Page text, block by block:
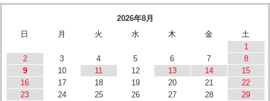
2026年8月
日
月 火 水 木 金
土
1
2
3 4 5 6 7
8
9
10 11 12 13 14
15
16
17 18 19 20 21
22
23
24 25 26 27 28
29